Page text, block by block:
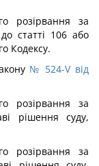
розірвання за
статті 106 або
Кодексу.
№ 524-V від
розірвання за
рішення суду,
розірвання за